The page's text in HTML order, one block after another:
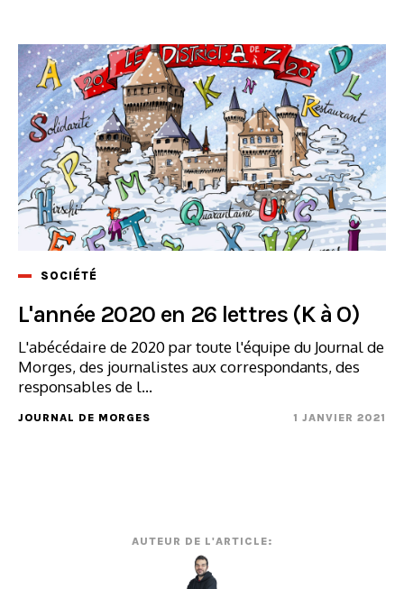
SOCIÉTÉ
L'année 2020 en 26 lettres (K à O)
L'abécédaire de 2020 par toute l'équipe du Journal de
Morges, des journalistes aux correspondants, des
responsables de l...
JOURNAL DE MORGES 1 JANVIER 2021
AUTEUR DE L'ARTICLE: